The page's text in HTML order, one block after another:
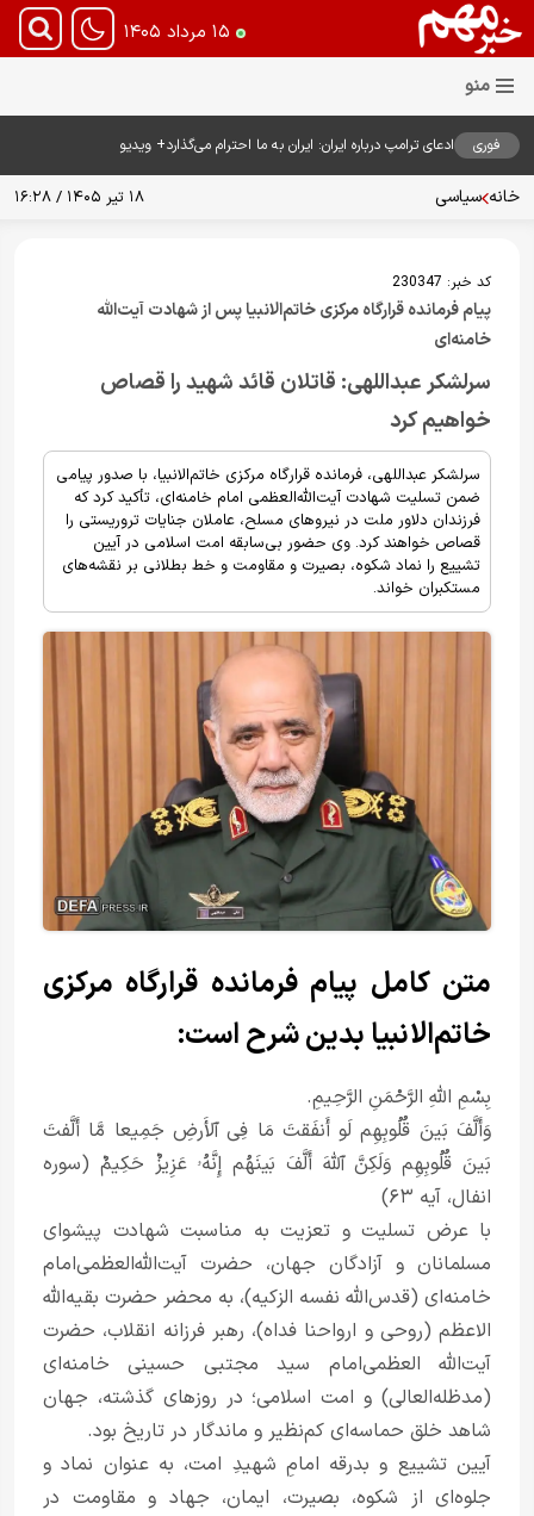
۱۵ مرداد ۱۴۰۵
فوری ادعای ترامپ درباره ایران: ایران به ما احترام می‌گذارد+ ویدیو
خانه سیاسی ۱۸ تیر ۱۴۰۵ / ۱۶:۲۸
کد خبر: 230347
پیام فرمانده قرارگاه مرکزی خاتم‌الانبیا پس از شهادت آیت‌الله
خامنه‌ای
سرلشکر عبداللهی: قاتلان قائد شهید را قصاص
خواهیم کرد
سرلشکر عبداللهی، فرمانده قرارگاه مرکزی خاتم‌الانبیا، با صدور پیامی
ضمن تسلیت شهادت آیت‌الله‌العظمی امام خامنه‌ای، تأکید کرد که
فرزندان دلاور ملت در نیروهای مسلح، عاملان جنایات تروریستی را
قصاص خواهند کرد. وی حضور بی‌سابقه امت اسلامی در آیین
تشییع را نماد شکوه، بصیرت و مقاومت و خط بطلانی بر نقشه‌های
مستکبران خواند.
متن کامل پیام فرمانده قرارگاه مرکزی
خاتم‌الانبیا بدین شرح است:
بِسْمِ اللَّهِ الرَّحْمَنِ الرَّحِیمِ.
وَأَلَّفَ بَینَ قُلُوبِهِم لَو أَنفَقتَ مَا فِی ٱلأَرضِ جَمِیعا مَّا أَلَّفتَ
بَینَ قُلُوبِهِم وَلَکِنَّ ٱللَّهَ أَلَّفَ بَینَهُم إِنَّهُۥ عَزِیزٌ حَکِیمٌ (سوره
انفال، آیه ۶۳)
با عرض تسلیت و تعزیت به مناسبت شهادت پیشوای
مسلمانان و آزادگان جهان، حضرت آیت‌الله‌العظمی‌امام
خامنه‌ای (قدس‌الله نفسه الزکیه)، به محضر حضرت بقیه‌الله
الاعظم (روحی و ارواحنا فداه)، رهبر فرزانه انقلاب، حضرت
آیت‌الله العظمی‌امام سید مجتبی حسینی خامنه‌ای
(مدظله‌العالی) و امت اسلامی؛ در روزهای گذشته، جهان
شاهد خلق حماسه‌ای کم‌نظیر و ماندگار در تاریخ بود.
آیین تشییع و بدرقه امامِ شهیدِ امت، به عنوان نماد و
جلوه‌ای از شکوه، بصیرت، ایمان، جهاد و مقاومت در